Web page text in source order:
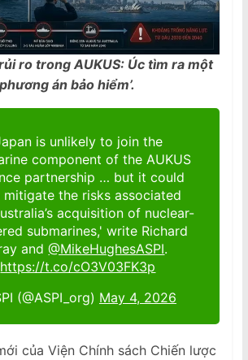
ro trong AUKUS: Úc tìm ra một
án bảo hiểm’.
is unlikely to join the
component of the AUKUS
partnership … but it could
mitigate the risks associated
acquisition of nuclear-
submarines,' write Richard
and@MikeHughesASPI.
https://t.co/cO3V03FK3p
(@ASPI_org) May 4, 2026
của Viện Chính sách Chiến lược